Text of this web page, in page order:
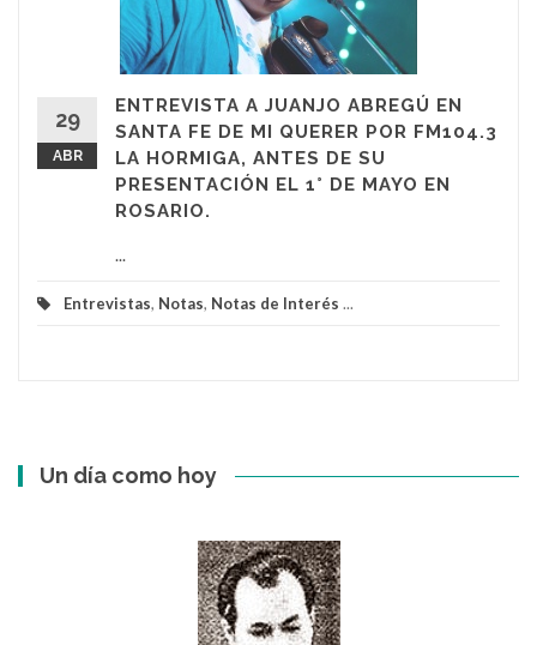
29
ABR
ENTREVISTA A JUANJO ABREGÚ EN
SANTA FE DE MI QUERER POR FM104.3
LA HORMIGA, ANTES DE SU
PRESENTACIÓN EL 1° DE MAYO EN
ROSARIO.
...
Entrevistas, Notas, Notas de Interés ...
Un día como hoy